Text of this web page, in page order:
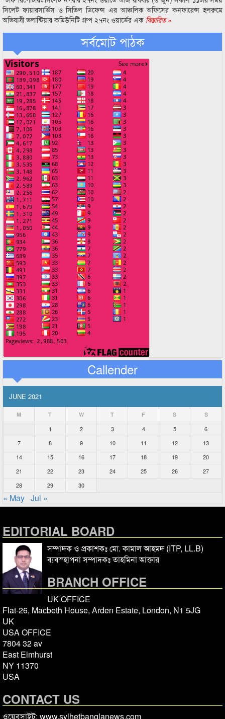
সিলেট ফায়ারসার্ভিস ও সিভিল ডিফেন্স এর আঞ্চলিক অফিসের কনফারেন্স হলরুমে
অভিযাত্রী ভলান্টিয়ার কমিউনিটি গ্রুপ ২৭নং ওয়ার্ডের এক বিস্তারিত »
সর্বমোট পাঠক
Callender
JUNE 2021
M T W T F S S
1 2 3 4 5
6
7
8 9 10 11 12
13
14
15 16 17 18 19
20
21
22 23 24 25 26
27
28
29 30
« May Jul »
EDITORIAL BOARD
সম্পাদক ও প্রকাশকঃ মো. কামাল আহমদ (ITP, LL.B)
ব্যবস্হাপনা সম্পাদকঃ তাহমিনা আক্তার
BRANCH OFFICE
UK OFFICE
Flat-26, Macbeth House, Arden Estate, London, N1 5JG
UK
USA OFFICE
7804 32 av
East Elmhurst
NY 11370
USA
CONTACT US
ওয়েবসাইট: www.sylhetbanglanews.com